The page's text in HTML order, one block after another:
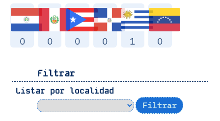
0 0 0 0 1 0
Filtrar
Listar por localidad